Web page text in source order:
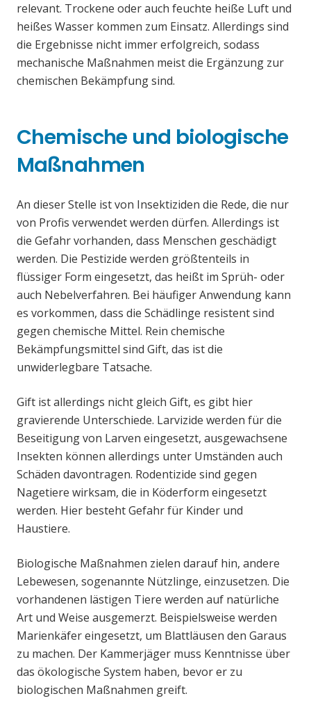
relevant. Trockene oder auch feuchte heiße Luft und
heißes Wasser kommen zum Einsatz. Allerdings sind
die Ergebnisse nicht immer erfolgreich, sodass
mechanische Maßnahmen meist die Ergänzung zur
chemischen Bekämpfung sind.
Chemische und biologische
Maßnahmen
An dieser Stelle ist von Insektiziden die Rede, die nur
von Profis verwendet werden dürfen. Allerdings ist
die Gefahr vorhanden, dass Menschen geschädigt
werden. Die Pestizide werden größtenteils in
flüssiger Form eingesetzt, das heißt im Sprüh- oder
auch Nebelverfahren. Bei häufiger Anwendung kann
es vorkommen, dass die Schädlinge resistent sind
gegen chemische Mittel. Rein chemische
Bekämpfungsmittel sind Gift, das ist die
unwiderlegbare Tatsache.
Gift ist allerdings nicht gleich Gift, es gibt hier
gravierende Unterschiede. Larvizide werden für die
Beseitigung von Larven eingesetzt, ausgewachsene
Insekten können allerdings unter Umständen auch
Schäden davontragen. Rodentizide sind gegen
Nagetiere wirksam, die in Köderform eingesetzt
werden. Hier besteht Gefahr für Kinder und
Haustiere.
Biologische Maßnahmen zielen darauf hin, andere
Lebewesen, sogenannte Nützlinge, einzusetzen. Die
vorhandenen lästigen Tiere werden auf natürliche
Art und Weise ausgemerzt. Beispielsweise werden
Marienkäfer eingesetzt, um Blattläusen den Garaus
zu machen. Der Kammerjäger muss Kenntnisse über
das ökologische System haben, bevor er zu
biologischen Maßnahmen greift.